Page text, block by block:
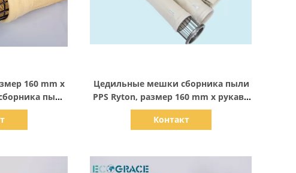
160 mm x
пыли
3600 mm
Цедильные мешки сборника пыли
PPS Ryton, размер 160 mm x рукави
фильтра 6000 mm
Контакт